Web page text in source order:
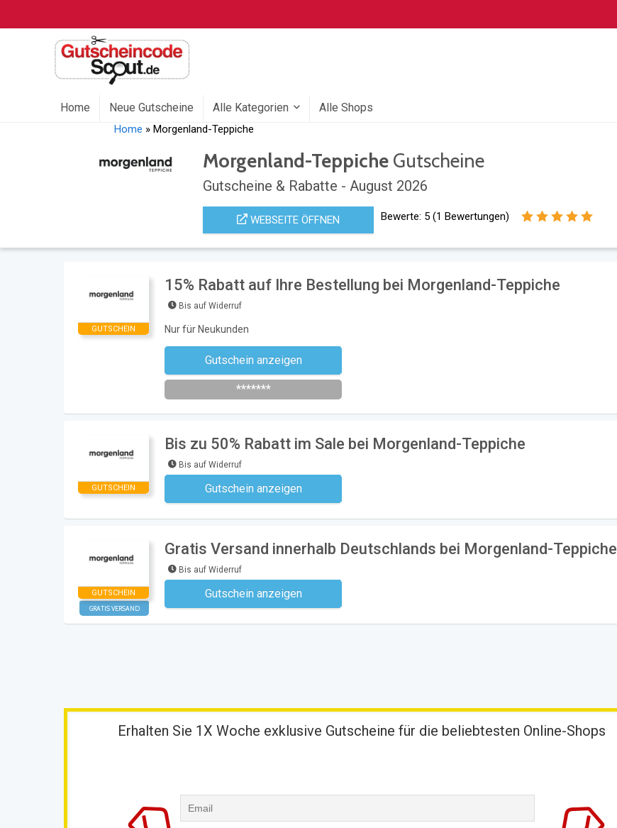
Home Neue Gutscheine Alle Kategorien Alle Shops
Home »Morgenland-Teppiche
Morgenland-Teppiche Gutscheine
Gutscheine & Rabatte - August 2026
WEBSEITE ÖFFNEN Bewerte: 5 (1 Bewertungen)
GUTSCHEIN
15% Rabatt auf Ihre Bestellung bei Morgenland-Teppiche
Bis auf Widerruf
Nur für Neukunden
Gutschein anzeigen
Newsletter des Shops abonnieren
*******
GUTSCHEIN
Bis zu 50% Rabatt im Sale bei Morgenland-Teppiche
Bis auf Widerruf
Gutschein anzeigen
Kein Code notwendig
GUTSCHEIN
GRATIS VERSAND
Gratis Versand innerhalb Deutschlands bei Morgenland-Teppiche
Bis auf Widerruf
Gutschein anzeigen
Kein Code notwendig
Erhalten Sie 1X Woche exklusive Gutscheine für die beliebtesten Online-Shops